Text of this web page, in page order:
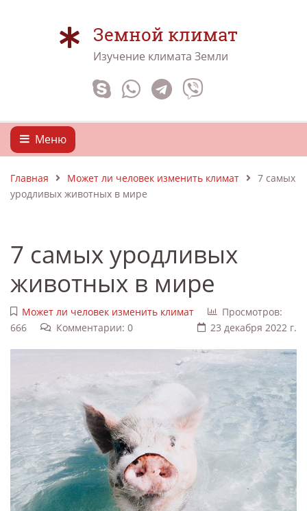
Земной климат
Изучение климата Земли
Меню
Главная Может ли человек изменить климат
7 самых
уродливых животных в мире
7 самых уродливых
животных в мире
Может ли человек изменить климат
Просмотров:
666
Комментарии: 0 23 декабря 2022 г.